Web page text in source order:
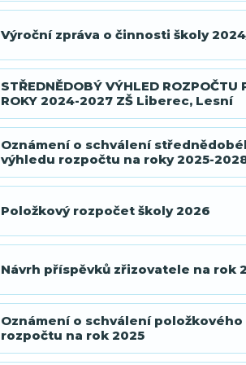
Výroční zpráva o činnosti školy
STŘEDNĚDOBÝ VÝHLED ROZPOČTU
ROKY 2024-2027 ZŠ Liberec, Lesní
Oznámení o schválení
výhledu rozpočtu na roky 2025-
Položkový rozpočet školy 2026
Návrh příspěvků zřizovatele na rok
Oznámení o schválení položkového
rozpočtu na rok 2025